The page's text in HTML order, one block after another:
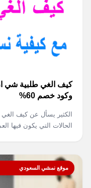
كيف الغي طلبية شي
وكود خصم 60%
الكثير يسأل عن كيف
الحالات التي يكون فيها
موقع نمشي السعودي